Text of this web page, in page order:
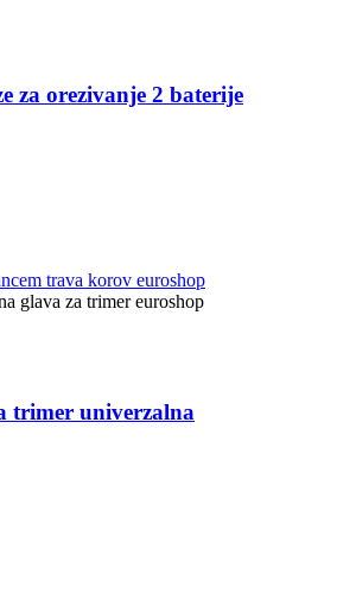
za orezivanje 2 baterije
trimer univerzalna